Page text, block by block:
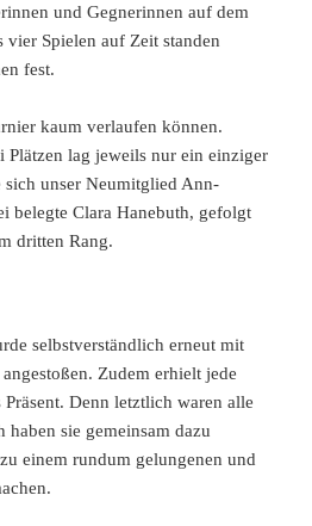
und Gegnerinnen auf dem
vier Spielen auf Zeit standen
fest.
kaum verlaufen können.
Plätzen lag jeweils nur ein einziger
sich unser Neumitglied Ann-
belegte Clara Hanebuth, gefolgt
dritten Rang.
selbstverständlich erneut mit
Zudem erhielt jede
Denn letztlich waren alle
haben sie gemeinsam dazu
einem rundum gelungenen und